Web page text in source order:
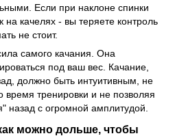
Если при наклоне спинки
на качелях - вы теряете контроль
не стоит.
самого качания. Она
под ваш вес. Качание,
должно быть интуитивным, не
время тренировки и не позволяя
назад с огромной амплитудой.
можно дольше, чтобы